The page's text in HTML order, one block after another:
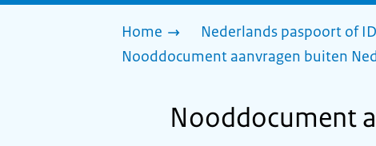
Home
Nederlands paspoort of
Nooddocument aanvragen buiten
Nooddocument